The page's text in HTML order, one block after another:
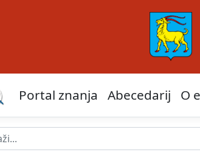
Portal znanja Abecedarij O